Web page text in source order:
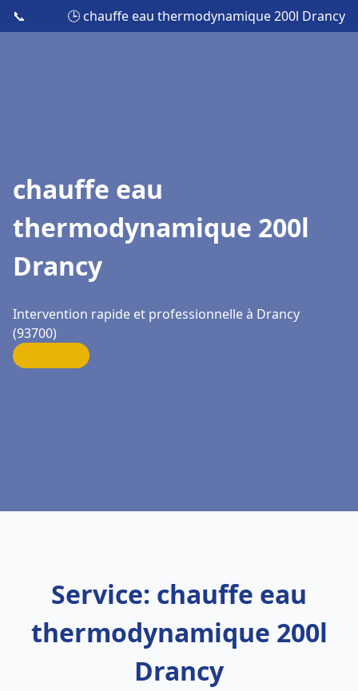
📞 🕒 chauffe eau thermodynamique 200l Drancy
chauffe eau
thermodynamique 200l
Drancy
Intervention rapide et professionnelle à Drancy
(93700)
Service: chauffe eau
thermodynamique 200l
Drancy